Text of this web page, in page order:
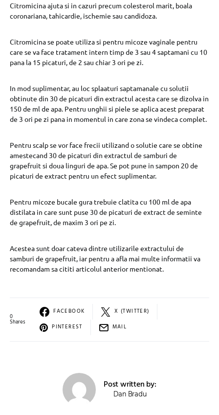
Citromicina ajuta si in cazuri precum colesterol marit, boala
coronariana, tahicardie, ischemie sau candidoza.
Citromicina se poate utiliza si pentru micoze vaginale pentru
care se va face tratament intern timp de 3 sau 4 saptamani cu 10
pana la 15 picaturi, de 2 sau chiar 3 ori pe zi.
In mod suplimentar, au loc splaaturi saptamanale cu solutii
obtinute din 30 de picaturi din extractul acesta care se dizolva in
150 de ml de apa. Pentru unghii si piele se aplica acest preparat
de 3 ori pe zi pana in momentul in care zona se vindeca complet.
Pentru scalp se vor face frecii utilizand o solutie care se obtine
amestecand 30 de picaturi din extractul de samburi de
grapefruit si doua linguri de apa. Se pot pune in sampon 20 de
picaturi de extract pentru un efect suplimentar.
Pentru micoze bucale gura trebuie clatita cu 100 ml de apa
distilata in care sunt puse 30 de picaturi de extract de seminte
de grapefruit, de maxim 3 ori pe zi.
Acestea sunt doar cateva dintre utilizarile extractului de
samburi de grapefruit, iar pentru a afla mai multe informatii va
recomandam sa cititi articolul anterior mentionat.
0
Shares
FACEBOOK
X (TWITTER)
PINTEREST
MAIL
Post written by:
Dan Bradu